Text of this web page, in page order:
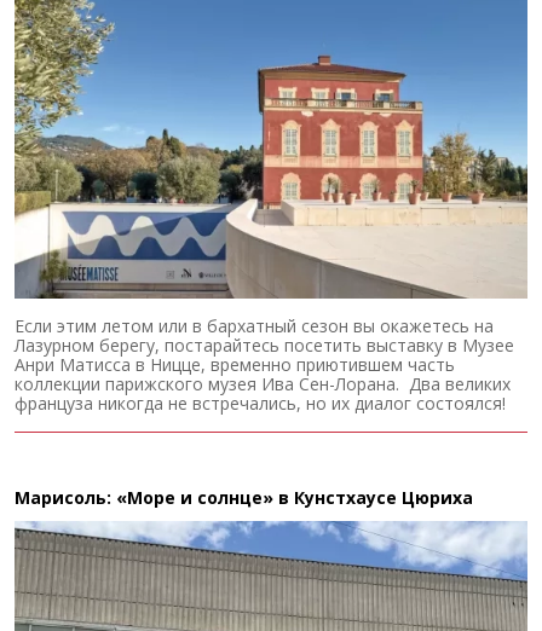
Если этим летом или в бархатный сезон вы окажетесь на
Лазурном берегу, постарайтесь посетить выставку в Музее
Анри Матисса в Ницце, временно приютившем часть
коллекции парижского музея Ива Сен-Лорана. Два великих
француза никогда не встречались, но их диалог состоялся!
Марисоль: «Море и солнце» в Кунстхаусе Цюриха